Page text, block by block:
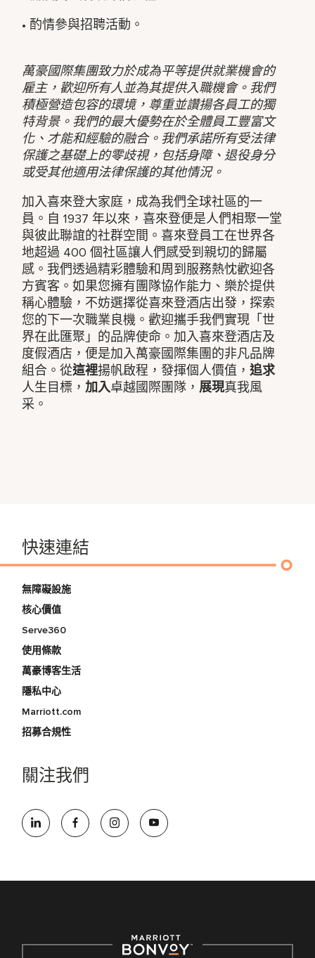
• 酌情參與招聘活動。
萬豪國際集團致力於成為平等提供就業機會的
雇主，歡迎所有人並為其提供入職機會。我們
積極營造包容的環境，尊重並讚揚各員工的獨
特背景。我們的最大優勢在於全體員工豐富文
化、才能和經驗的融合。我們承諾所有受法律
保護之基礎上的零歧視，包括身障、退役身分
或受其他適用法律保護的其他情況。
加入喜來登大家庭，成為我們全球社區的一
員。自 1937 年以來，喜來登便是人們相聚一堂
與彼此聯誼的社群空間。喜來登員工在世界各
地超過 400 個社區讓人們感受到親切的歸屬
感。我們透過精彩體驗和周到服務熱忱歡迎各
方賓客。如果您擁有團隊協作能力、樂於提供
稱心體驗，不妨選擇從喜來登酒店出發，探索
您的下一次職業良機。歡迎攜手我們實現「世
界在此匯聚」的品牌使命。加入喜來登酒店及
度假酒店，便是加入萬豪國際集團的非凡品牌
組合。從這裡揚帆啟程，發揮個人價值，追求
人生目標，加入卓越國際團隊， 展現真我風
采。
快速連結
無障礙設施
核心價值
Serve360
使用條款
萬豪博客生活
隱私中心
Marriott.com
招募合規性
關注我們